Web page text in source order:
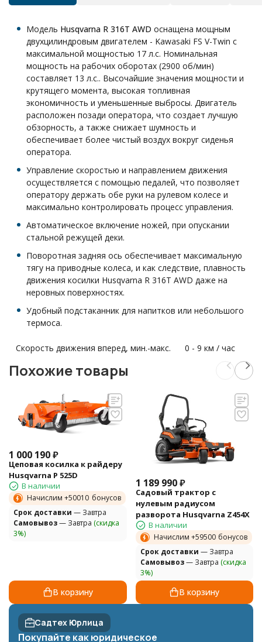
Модель Husqvarna R 316T AWD оснащена мощным
двухцилиндровым двигателем - Kawasaki FS V-Twin с
максимальной мощностью 17 л.с. Номинальная
мощность на рабочих оборотах (2900 об/мин)
составляет 13 л.с.. Высочайшие значения мощности и
крутящего момента, высокая топливная
экономичность и уменьшенные выбросы. Двигатель
расположен позади оператора, что создает лучшую
обзорность, а также снижает шумность и
обеспечивает более чистый воздух вокруг сиденья
оператора.
Управление скоростью и направлением движения
осуществляется с помощью педалей, что позволяет
оператору держать обе руки на рулевом колесе и
максимально контролировать процесс управления.
Автоматическое включение ножей, при опускании
стальной режущей деки.
Поворотная задняя ось обеспечивает максимальную
тягу на приводные колеса, и как следствие, плавность
движения косилки Husqvarna R 316T AWD даже на
неровных поверхностях.
Удобный подстаканник для напитков или небольшого
термоса.
Скорость движения вперед, мин.-макс. 0 - 9 км / час
Похожие товары
1 000 190₽
Цеповая косилка к райдеру
Husqvarna P 525D
В наличии
Начислим +50010 бонусов
Cрок доставки — Завтра
Самовывоз— Завтра (скидка
3%)
В корзину
1 189 990 ₽
Садовый трактор с
нулевым радиусом
разворота Husqvarna Z454X
В наличии
Начислим +59500 бонусов
Cрок доставки — Завтра
Самовывоз— Завтра (скидка
3%)
В корзину
Садтех Юрлица
Покупайте как юридическое